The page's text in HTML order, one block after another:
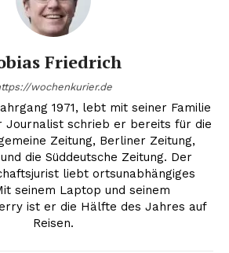
Friedrich
wochenkurier.de
1971, lebt mit seiner Familie
Journalist schrieb er bereits für die
Zeitung, Berliner Zeitung,
die Süddeutsche Zeitung. Der
liebt ortsunabhängiges
seinem Laptop und seinem
ist er die Hälfte des Jahres auf
Reisen.